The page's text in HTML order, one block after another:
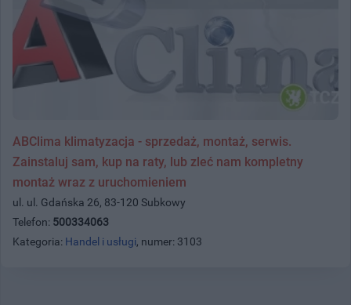
ABClima klimatyzacja - sprzedaż, montaż, serwis.
Zainstaluj sam, kup na raty, lub zleć nam kompletny
montaż wraz z uruchomieniem
ul. ul. Gdańska 26, 83-120 Subkowy
Telefon: 500334063
Kategoria: Handel i usługi, numer: 3103